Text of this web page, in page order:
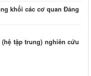
khối các cơ quan Đảng
tập trung) nghiên cứu